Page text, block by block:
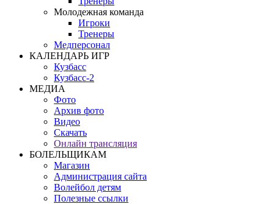
Молодежная команда
Игроки
Тренеры
Медперсонал
КАЛЕНДАРЬ ИГР
Кузбасс
Кузбасс-2
МЕДИА
Фото
Архив фото
Видео
Скачать
Онлайн трансляция
БОЛЕЛЬЩИКАМ
Магазин
Администрация сайта
Волейбол детям
Полезные ссылки